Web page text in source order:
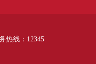
热线：12345